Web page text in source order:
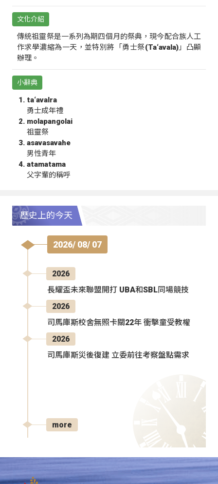
文化介紹
傳統祖靈祭是一系列為期四個月的祭典，現今配合族人工
作求學濃縮為一天，並特別將「勇士祭(Ta‘avala)」凸顯
辦理。
小辭典
ta‘avalra
勇士成年禮
molapangolai
祖靈祭
asavasavahe
男性青年
atamatama
父字輩的稱呼
歷史上的今天
2026/ 08/ 07
2026
長耀盃未來聯盟開打 UBA和SBL同場競技
2026
司馬庫斯校舍無照卡關22年 衝擊童受教權
2026
司馬庫斯災後復建 立委前往考察盤點需求
more